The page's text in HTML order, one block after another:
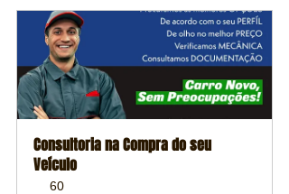
Consultoria na Compra do seu
Veículo
60